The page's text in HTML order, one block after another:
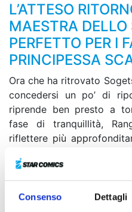
Consenso Dettagli
L’ATTESO
MAESTRA
PERFETTO PER I
PRINCIPESSA
Ora che ha ritrovato
concedersi un po’ di
riprende ben presto a
fase di tranquillità,
riflettere più
semplicemente stare
momento di svoltare!